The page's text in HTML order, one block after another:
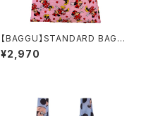
【BAGGU】STANDARD BAGG
U MINNIE MOUSE
¥2,970